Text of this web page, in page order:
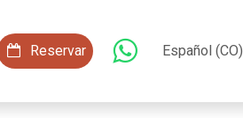
​​ Reservar Español (CO)